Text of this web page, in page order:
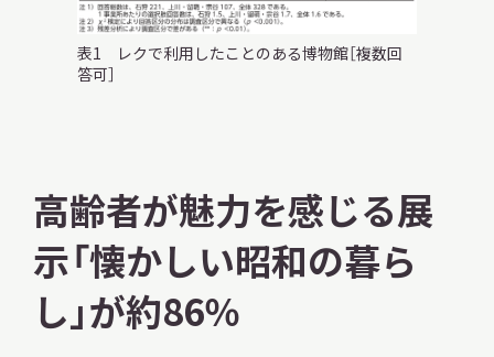
表1 レクで利用したことのある博物館［複数回
答可］
高齢者が魅力を感じる展
示「懐かしい昭和の暮ら
し」が約86％